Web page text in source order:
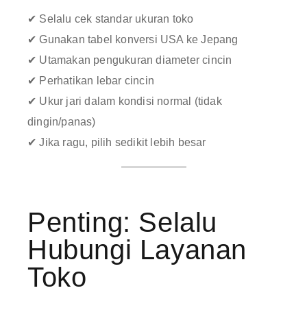
✔ Selalu cek standar ukuran toko
✔ Gunakan tabel konversi USA ke Jepang
✔ Utamakan pengukuran diameter cincin
✔ Perhatikan lebar cincin
✔ Ukur jari dalam kondisi normal (tidak
dingin/panas)
✔ Jika ragu, pilih sedikit lebih besar
Penting: Selalu
Hubungi Layanan
Toko